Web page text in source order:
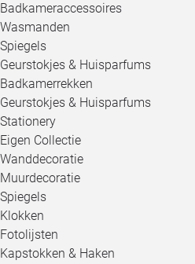
Badkameraccessoires
Wasmanden
Spiegels
Geurstokjes & Huisparfums
Badkamerrekken
Geurstokjes & Huisparfums
Stationery
Eigen Collectie
Wanddecoratie
Muurdecoratie
Spiegels
Klokken
Fotolijsten
Kapstokken & Haken